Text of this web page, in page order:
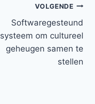
VOLGENDE
Softwaregesteund
systeem om cultureel
geheugen samen te
stellen